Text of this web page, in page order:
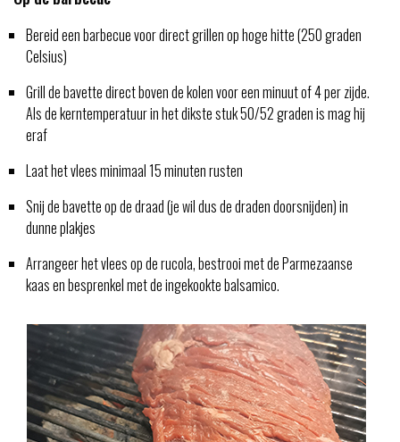
Bereid een barbecue voor direct grillen op hoge hitte (250 graden
Celsius)
Grill de bavette direct boven de kolen voor een minuut of 4 per zijde.
Als de kerntemperatuur in het dikste stuk 50/52 graden is mag hij
eraf
Laat het vlees minimaal 15 minuten rusten
Snij de bavette op de draad (je wil dus de draden doorsnijden) in
dunne plakjes
Arrangeer het vlees op de rucola, bestrooi met de Parmezaanse
kaas en besprenkel met de ingekookte balsamico.